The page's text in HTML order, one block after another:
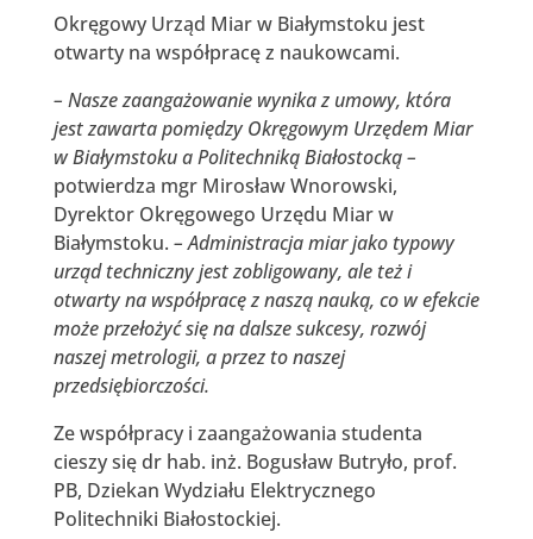
Okręgowy Urząd Miar w Białymstoku jest
otwarty na współpracę z naukowcami.
– Nasze zaangażowanie wynika z umowy, która
jest zawarta pomiędzy Okręgowym Urzędem Miar
w Białymstoku a Politechniką Białostocką –
potwierdza mgr Mirosław Wnorowski,
Dyrektor Okręgowego Urzędu Miar w
Białymstoku. – Administracja miar jako typowy
urząd techniczny jest zobligowany, ale też i
otwarty na współpracę z naszą nauką, co w efekcie
może przełożyć się na dalsze sukcesy, rozwój
naszej metrologii, a przez to naszej
przedsiębiorczości.
Ze współpracy i zaangażowania studenta
cieszy się dr hab. inż. Bogusław Butryło, prof.
PB, Dziekan Wydziału Elektrycznego
Politechniki Białostockiej.